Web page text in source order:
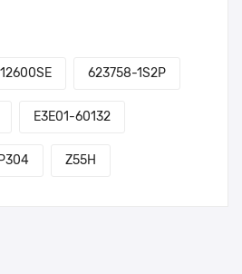
623758-1S2P
E3E01-60132
Z55H